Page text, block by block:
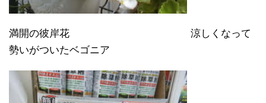
満開の彼岸花 涼しくなって
勢いがついたベゴニア